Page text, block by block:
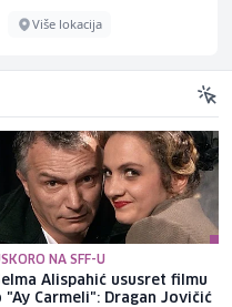
Više lokacija
NA SFF-U
Alispahić ususret filmu
"Ay Carmeli": Dragan Jovičić